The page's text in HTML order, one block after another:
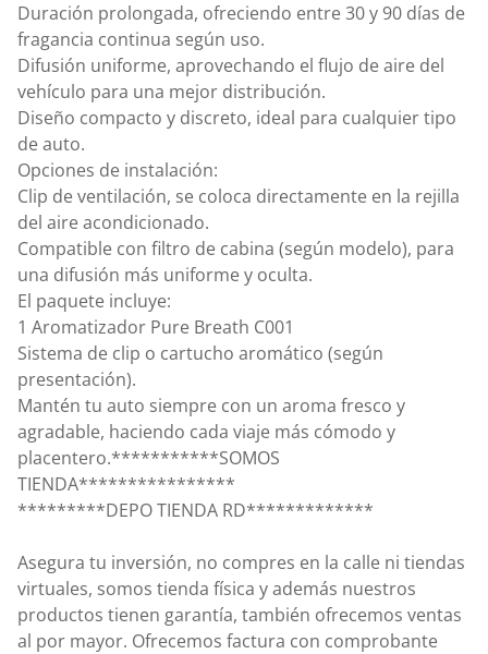
Duración prolongada, ofreciendo entre 30 y 90 días de
fragancia continua según uso.
Difusión uniforme, aprovechando el flujo de aire del
vehículo para una mejor distribución.
Diseño compacto y discreto, ideal para cualquier tipo
de auto.
Opciones de instalación:
Clip de ventilación, se coloca directamente en la rejilla
del aire acondicionado.
Compatible con filtro de cabina (según modelo), para
una difusión más uniforme y oculta.
El paquete incluye:
1 Aromatizador Pure Breath C001
Sistema de clip o cartucho aromático (según
presentación).
Mantén tu auto siempre con un aroma fresco y
agradable, haciendo cada viaje más cómodo y
placentero.***********SOMOS
TIENDA****************
*********DEPO TIENDA RD*************
Asegura tu inversión, no compres en la calle ni tiendas
virtuales, somos tienda física y además nuestros
productos tienen garantía, también ofrecemos ventas
al por mayor. Ofrecemos factura con comprobante